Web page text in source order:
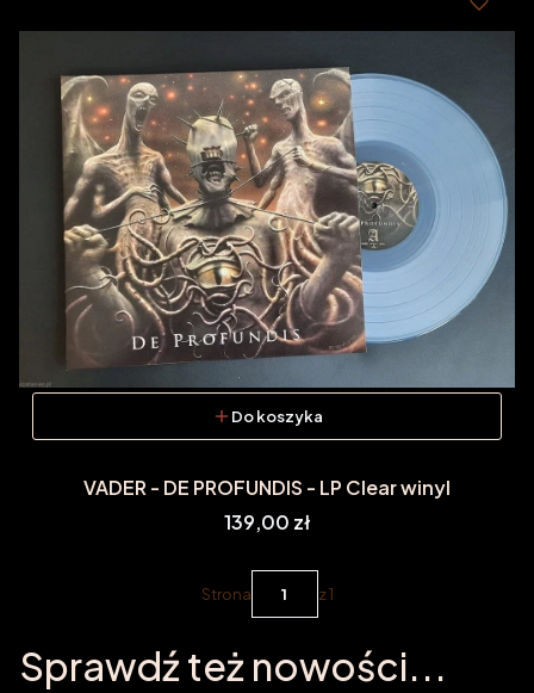
Do koszyka
VADER - DE PROFUNDIS - LP Clear winyl
Cena
139,00 zł
Strona z 1
Sprawdź też nowości...